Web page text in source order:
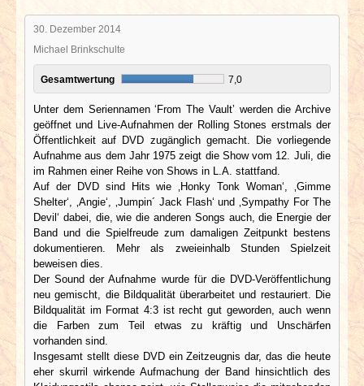
30. Dezember 2014
Michael Brinkschulte
Gesamtwertung 7,0
Unter dem Seriennamen ‘From The Vault’ werden die Archive
geöffnet und Live-Aufnahmen der Rolling Stones erstmals der
Öffentlichkeit auf DVD zugänglich gemacht. Die vorliegende
Aufnahme aus dem Jahr 1975 zeigt die Show vom 12. Juli, die
im Rahmen einer Reihe von Shows in L.A. stattfand.
Auf der DVD sind Hits wie ‚Honky Tonk Woman‘, ‚Gimme
Shelter‘, ‚Angie‘, ‚Jumpin´ Jack Flash‘ und ‚Sympathy For The
Devil‘ dabei, die, wie die anderen Songs auch, die Energie der
Band und die Spielfreude zum damaligen Zeitpunkt bestens
dokumentieren. Mehr als zweieinhalb Stunden Spielzeit
beweisen dies.
Der Sound der Aufnahme wurde für die DVD-Veröffentlichung
neu gemischt, die Bildqualität überarbeitet und restauriert. Die
Bildqualität im Format 4:3 ist recht gut geworden, auch wenn
die Farben zum Teil etwas zu kräftig und Unschärfen
vorhanden sind.
Insgesamt stellt diese DVD ein Zeitzeugnis dar, das die heute
eher skurril wirkende Aufmachung der Band hinsichtlich des